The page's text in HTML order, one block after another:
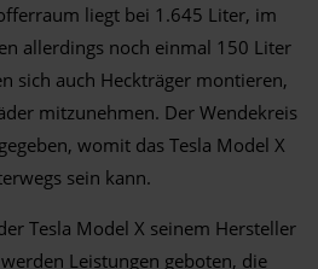
liegt bei 1.645 Liter, im
allerdings noch einmal 150 Liter
sich auch Heckträger montieren,
mitzunehmen. Der Wendekreis
womit das Tesla Model X
sein kann.
Tesla Model X seinem Hersteller
Leistungen geboten, die